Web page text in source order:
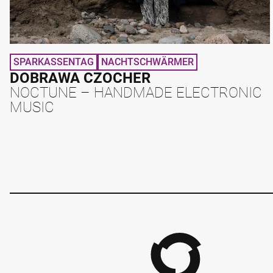
SPARKASSENTAG NACHTSCHWÄRMER
DOBRAWA CZOCHER
NOCTUNE – HANDMADE ELECTRONIC
MUSIC